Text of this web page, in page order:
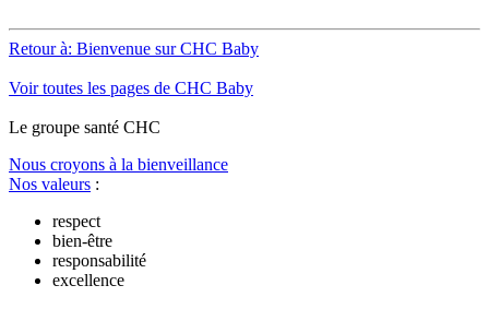
Retour à: Bienvenue sur CHC Baby
Voir toutes les pages de CHC Baby
Le groupe santé CHC
Nous croyons à la bienveillance
Nos valeurs :
respect
bien-être
responsabilité
excellence